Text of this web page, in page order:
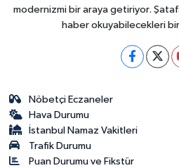
modernizmi bir araya getiriyor.
haber okuyabilecekleri
Nöbetçi Eczaneler
Hava Durumu
İstanbul Namaz Vakitleri
Trafik Durumu
Puan Durumu ve Fikstür